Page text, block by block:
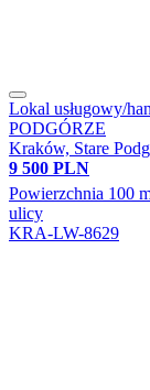
Lokal usługowy/
PODGÓRZE
Kraków, Stare
9 500 PLN
Powierzchnia 100
ulicy
KRA-LW-8629